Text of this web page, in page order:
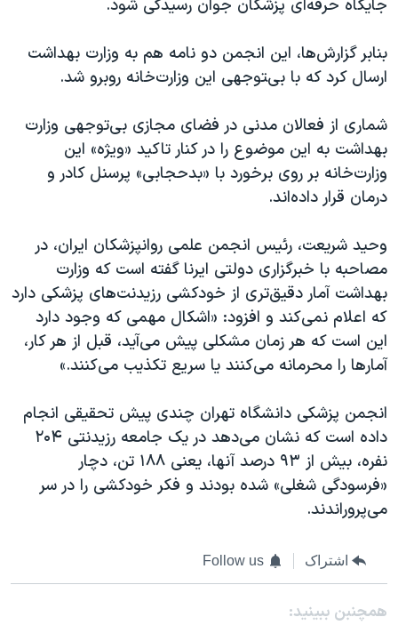
جایگاه حرفه‌ای پزشکان جوان رسیدگی شود.
بنابر گزارش‌ها، این انجمن دو نامه هم به وزارت بهداشت
ارسال کرد که با بی‌‍توجهی این وزارت‌خانه روبرو شد.
شماری از فعالان مدنی در فضای مجازی بی‌توجهی وزارت
بهداشت به این موضوع را در کنار تاکید «ویژه» این
وزارت‌خانه بر روی برخورد با «بدحجابی» پرسنل کادر و
درمان قرار داده‌اند.
وحید شریعت، رئیس انجمن علمی روانپزشکان ایران، در
مصاحبه با خبرگزاری دولتی ایرنا گفته است که وزارت
بهداشت آمار دقیق‌تری از خودکشی رزیدنت‌های پزشکی دارد
که اعلام نمی‌کند و افزود: «اشکال مهمی که وجود دارد
این است که هر زمان مشکلی پیش می‌آید، قبل از هر کار،
آمارها را محرمانه می‌کنند یا سریع تکذیب می‌کنند.»
انجمن پزشکی دانشگاه تهران چندی پیش تحقیقی انجام
داده است که نشان می‌دهد در یک جامعه رزیدنتی ۲۰۴
نفره، بیش از ۹۳ درصد آنها، یعنی ۱۸۸ تن، دچار
«فرسودگی شغلی» شده بودند و فکر خودکشی را در سر
می‌پروراندند.
اشتراک Follow us
همچنبن ببینید: